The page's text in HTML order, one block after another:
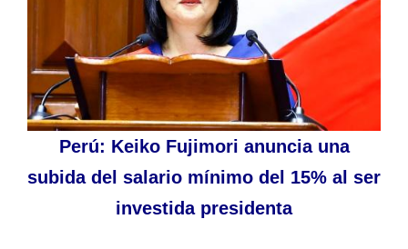
Perú: Keiko Fujimori anuncia una
subida del salario mínimo del 15% al ser
investida presidenta